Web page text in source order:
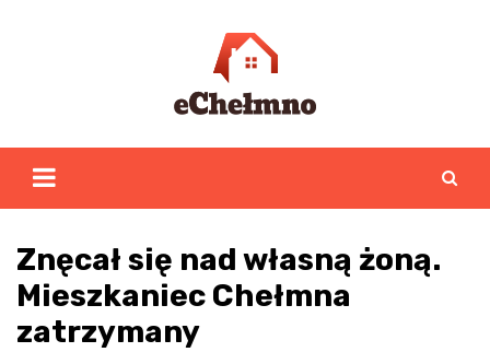
Znęcał się nad własną żoną.
Mieszkaniec Chełmna
zatrzymany